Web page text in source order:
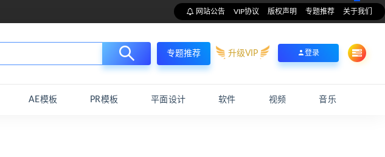
网站公告 VIP协议 版权声明 专题推荐 关于我们
专题推荐 升级VIP 登录
AE模板 PR模板 平面设计 软件 视频 音乐